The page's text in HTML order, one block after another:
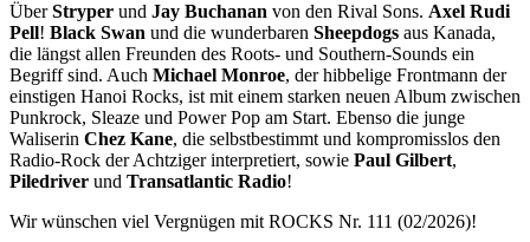
ÜberStryper und Jay Buchanan von den Rival Sons. Axel Rudi
Pell! Black Swan und die wunderbaren Sheepdogs aus Kanada,
die längst allen Freunden des Roots- und Southern-Sounds ein
Begriff sind. Auch Michael Monroe, der hibbelige Frontmann der
einstigen Hanoi Rocks, ist mit einem starken neuen Album zwischen
Punkrock, Sleaze und Power Pop am Start. Ebenso die junge
Waliserin Chez Kane, die selbstbestimmt und kompromisslos den
Radio-Rock der Achtziger interpretiert, sowie Paul Gilbert,
Piledriver und Transatlantic Radio!
Wir wünschen viel Vergnügen mit ROCKS Nr. 111 (02/2026)!